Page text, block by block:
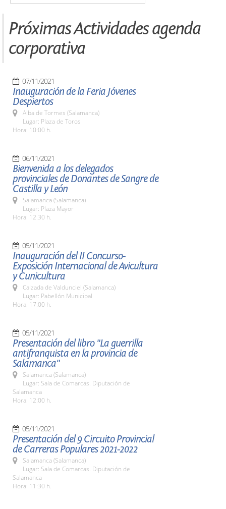
Próximas Actividades agenda
corporativa
07/11/2021
Inauguración de la Feria Jóvenes
Despiertos
Alba de Tormes (Salamanca)
Lugar: Plaza de Toros
Hora: 10:00 h.
06/11/2021
Bienvenida a los delegados
provinciales de Donantes de Sangre de
Castilla y León
Salamanca (Salamanca)
Lugar: Plaza Mayor
Hora: 12.30 h.
05/11/2021
Inauguración del II Concurso-
Exposición Internacional de Avicultura
y Cunicultura
Calzada de Valdunciel (Salamanca)
Lugar: Pabellón Municipal
Hora: 17:00 h.
05/11/2021
Presentación del libro "La guerrilla
antifranquista en la provincia de
Salamanca"
Salamanca (Salamanca)
Lugar: Sala de Comarcas. Diputación de
Salamanca
Hora: 12:00 h.
05/11/2021
Presentación del 9 Circuito Provincial
de Carreras Populares 2021-2022
Salamanca (Salamanca)
Lugar: Sala de Comarcas. Diputación de
Salamanca
Hora: 11:30 h.